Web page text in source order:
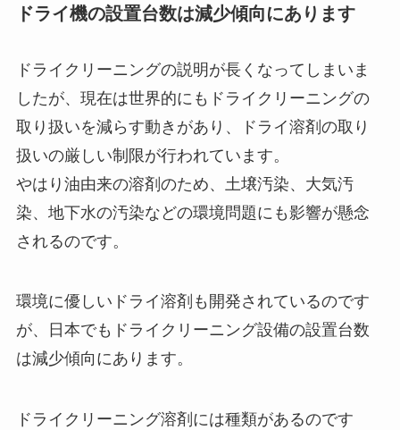
ドライ機の設置台数は減少傾向にあります
ドライクリーニングの説明が長くなってしまいま
したが、現在は世界的にもドライクリーニングの
取り扱いを減らす動きがあり、ドライ溶剤の取り
扱いの厳しい制限が行われています。
やはり油由来の溶剤のため、土壌汚染、大気汚
染、地下水の汚染などの環境問題にも影響が懸念
されるのです。
環境に優しいドライ溶剤も開発されているのです
が、日本でもドライクリーニング設備の設置台数
は減少傾向にあります。
ドライクリーニング溶剤には種類があるのです